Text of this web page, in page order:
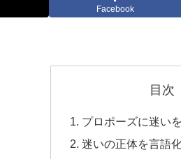
Facebook
目次
プロポーズに迷い
迷いの正体を言語